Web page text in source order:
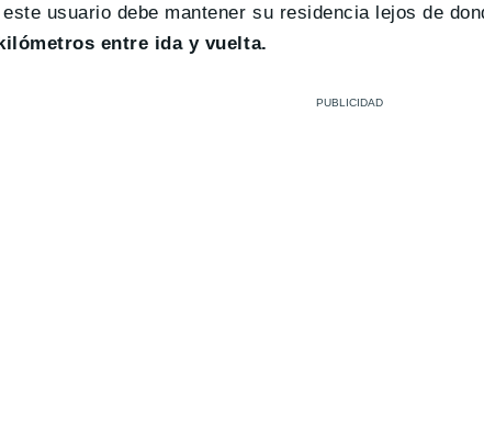
usuario debe mantener su residencia lejos de
entre ida y vuelta.